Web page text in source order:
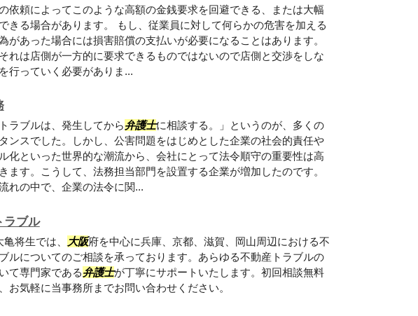
依頼によってこのような高額の金銭要求を回避できる、または大幅
きる場合があります。 もし、従業員に対して何らかの危害を加える
があった場合には損害賠償の支払いが必要になることはあります。
れは店側が一方的に要求できるものではないので店側と交渉をしな
行っていく必要がありま...
ラブルは、発生してから弁護士に相談する。」というのが、多くの
ンスでした。しかし、公害問題をはじめとした企業の社会的責任や
化といった世界的な潮流から、会社にとって法令順守の重要性は高
ます。こうして、法務担当部門を設置する企業が増加したのです。
れの中で、企業の法令に関...
ラブル
将生では、 大阪府を中心に兵庫、京都、滋賀、岡山周辺における不
ルについてのご相談を承っております。あらゆる不動産トラブルの
て専門家である弁護士が丁寧にサポートいたします。初回相談無料
お気軽に当事務所までお問い合わせください。